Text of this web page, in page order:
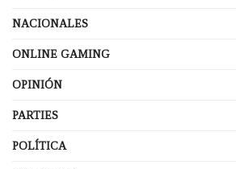
NACIONALES
ONLINE GAMING
OPINIÓN
PARTIES
POLÍTICA